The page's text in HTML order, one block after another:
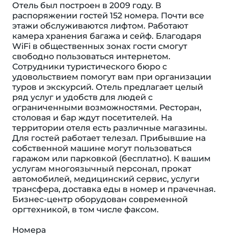
Отель был построен в 2009 году. В
распоряжении гостей 152 номера. Почти все
этажи обслуживаются лифтом. Работают
камера хранения багажа и сейф. Благодаря
WiFi в общественных зонах гости смогут
свободно пользоваться интернетом.
Сотрудники туристического бюро с
удовольствием помогут вам при организации
туров и экскурсий. Отель предлагает целый
ряд услуг и удобств для людей с
ограниченными возможностями. Ресторан,
столовая и бар ждут посетителей. На
территории отеля есть различные магазины.
Для гостей работает телезал. Прибывшие на
собственной машине могут пользоваться
гаражом или парковкой (бесплатно). К вашим
услугам многоязычный персонал, прокат
автомобилей, медицинский сервис, услуги
трансфера, доставка еды в номер и прачечная.
Бизнес-центр оборудован современной
оргтехникой, в том числе факсом.
Номера